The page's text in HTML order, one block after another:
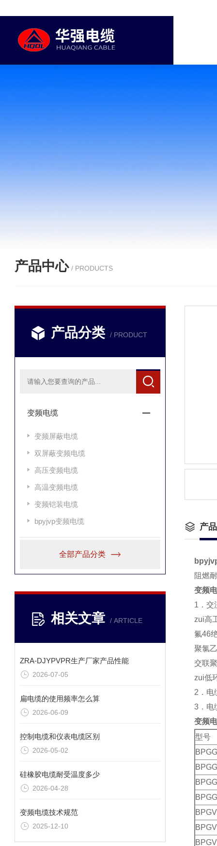
产品中心 / PRODUCTS
产品分类 / PRODUCT
变频电缆
变频屏蔽电缆
双屏蔽变频电缆
高压变频电缆
高温变频电缆
变频铠装电缆
bpyjvp变频电缆
全部产品分类
相关文章 / ARTICLE
ZRA-DJYPVPR生产厂家产品性能
2026-07-05
扁电缆的使用频率怎么算
2026-06-09
控制电缆和仪表电缆区别
2026-05-02
硅橡胶电缆耐受温度多少
2026-04-28
变频电缆技术规范
2025-12-10
产
阻燃
变频
1．交
zui高
氟46
聚氯
交联
zui低
2．电
3．电
变频
型号